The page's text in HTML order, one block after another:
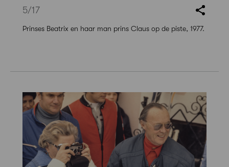
5/17
Prinses Beatrix en haar man prins Claus op de piste, 1977.